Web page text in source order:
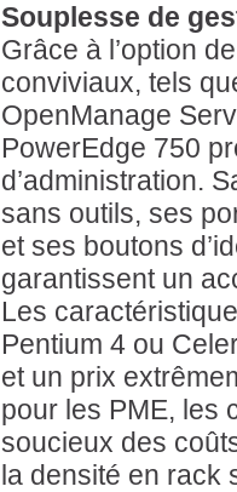
Souplesse de
Grâce à l’option
conviviaux, tels
OpenManage
PowerEdge 750
d’administration.
sans outils, ses
et ses boutons
garantissent un
Les
Pentium 4 ou
et un prix
pour les PME, les
soucieux des
la densité en rack